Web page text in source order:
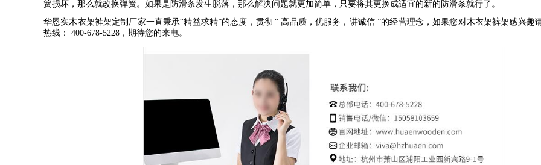
簧损坏，那么就改换弹簧。如果是防滑条发生脱落，那么解决问题就更加简单，只要将其更换成适宜的新的防滑条就行了。
华恩实木衣架裤架定制厂家一直秉承“精益求精”的态度，贯彻 “高品质，优服务，讲诚信 ”的经营理念，如果您对木衣架裤架感兴趣
热线：
400-678-5228 ，期待您的来电。